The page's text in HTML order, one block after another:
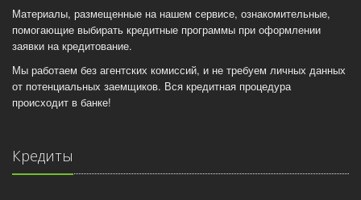
Материалы, размещенные на нашем сервисе, ознакомительные,
помогающие выбирать кредитные программы при оформлении
заявки на кредитование.
Мы работаем без агентских комиссий, и не требуем личных данных
от потенциальных заемщиков. Вся кредитная процедура
происходит в банке!
Кредиты